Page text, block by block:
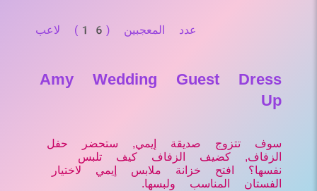
عدد المعجبين (16) لاعب
Amy Wedding Guest Dress
Up
سوف تتزوج صديقة إيمي, ستحضر حفل
الزفاف, كضيف الزفاف كيف تلبس
نفسها؟ افتح خزانة ملابس إيمي لاختيار
الفستان المناسب ولبسها.